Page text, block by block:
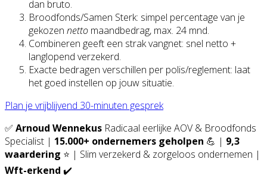
dan bruto.
Broodfonds/Samen Sterk: simpel percentage van je
gekozen netto maandbedrag, max. 24 mnd.
Combineren geeft een strak vangnet: snel netto +
langlopend verzekerd.
Exacte bedragen verschillen per polis/reglement: laat
het goed instellen op jouw situatie.
Plan je vrijblijvend 30-minuten gesprek
✅ Arnoud Wennekus Radicaal eerlijke AOV & Broodfonds
Specialist | 15.000+ ondernemers geholpen 💪 | 9,3
waardering ⭐ | Slim verzekerd & zorgeloos ondernemen |
Wft-erkend ✔️